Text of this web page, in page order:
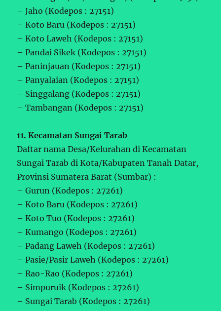
– Jaho (Kodepos : 27151)
– Koto Baru (Kodepos : 27151)
– Koto Laweh (Kodepos : 27151)
– Pandai Sikek (Kodepos : 27151)
– Paninjauan (Kodepos : 27151)
– Panyalaian (Kodepos : 27151)
– Singgalang (Kodepos : 27151)
– Tambangan (Kodepos : 27151)
11. Kecamatan Sungai Tarab
Daftar nama Desa/Kelurahan di Kecamatan
Sungai Tarab di Kota/Kabupaten Tanah Datar,
Provinsi Sumatera Barat (Sumbar) :
– Gurun (Kodepos : 27261)
– Koto Baru (Kodepos : 27261)
– Koto Tuo (Kodepos : 27261)
– Kumango (Kodepos : 27261)
– Padang Laweh (Kodepos : 27261)
– Pasie/Pasir Laweh (Kodepos : 27261)
– Rao-Rao (Kodepos : 27261)
– Simpuruik (Kodepos : 27261)
– Sungai Tarab (Kodepos : 27261)